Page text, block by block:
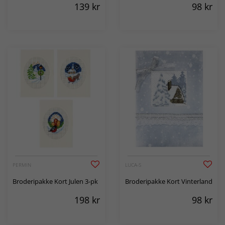
139 kr 98 kr
PERMIN
Broderipakke Kort Julen 3-pk
198 kr
LUCA-S
Broderipakke Kort Vinterland
98 kr